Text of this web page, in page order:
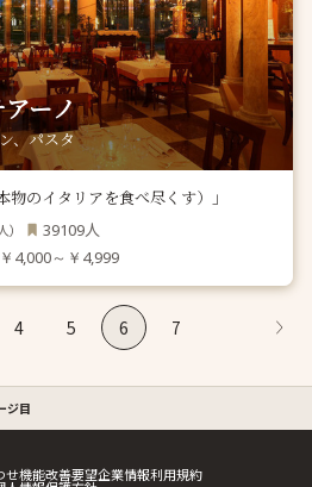
ーノ
、パスタ
のイタリアを食べ尽くす）」
人） 39109人
￥4,000～￥4,999
4 5 6 7
ジ目
せ機能改善要望企業情報利用規約